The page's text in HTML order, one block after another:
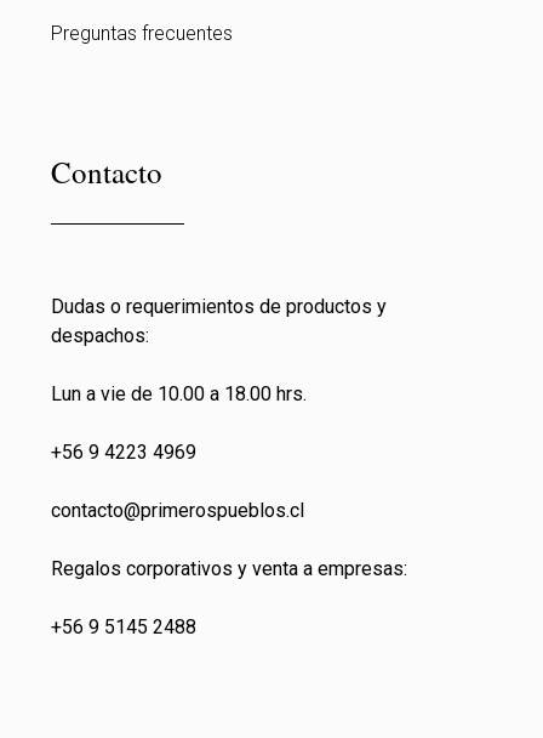
Preguntas frecuentes
Contacto
Dudas o requerimientos de productos y
despachos:
Lun a vie de 10.00 a 18.00 hrs.
+56 9 4223 4969
contacto@primerospueblos.cl
Regalos corporativos y venta a empresas:
+56 9 5145 2488